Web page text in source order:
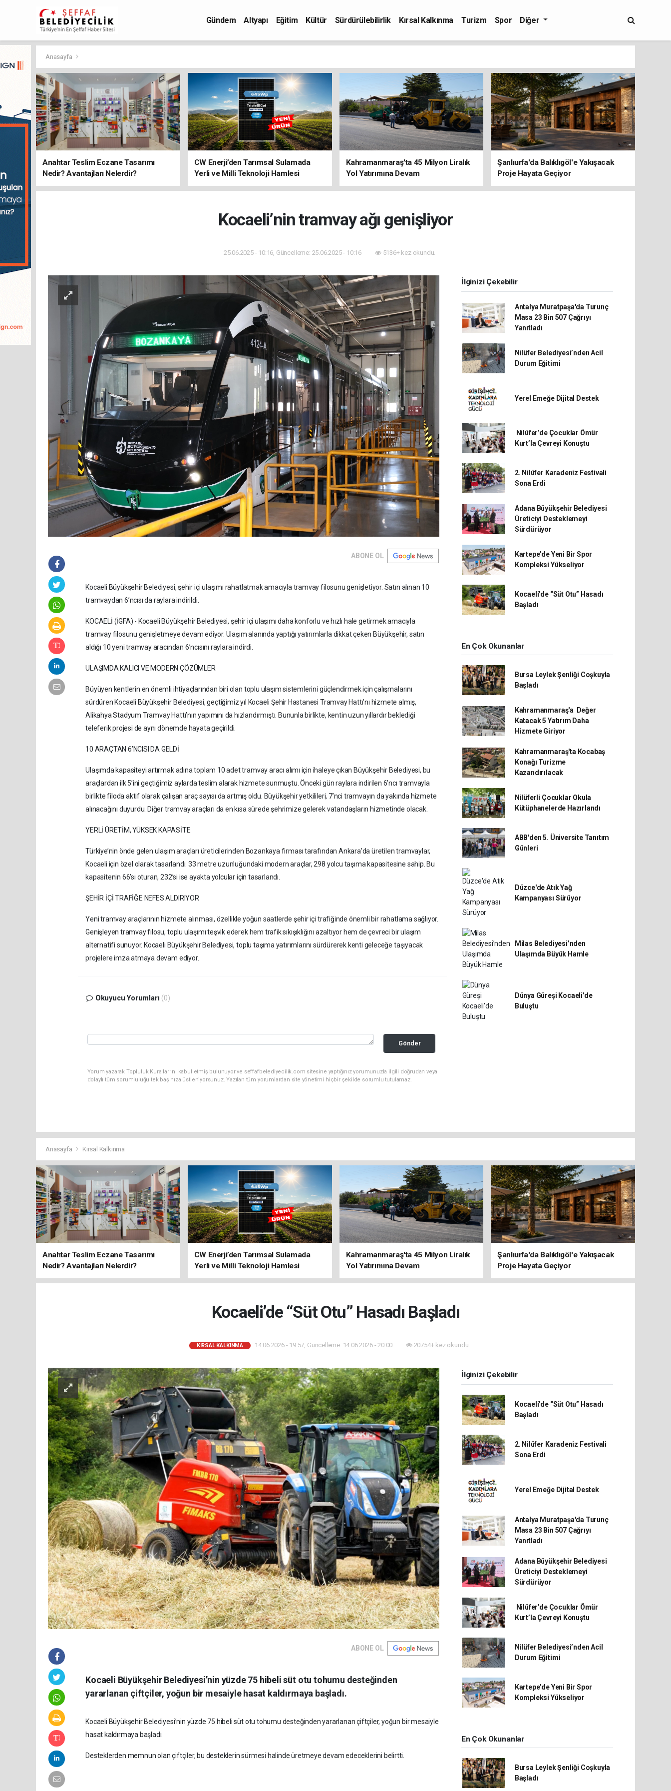
Gündem Altyapı Eğitim Kültür Sürdürülebilirlik Kırsal Kalkınma Turizm Spor Diğer
Anasayfa
Anahtar Teslim Eczane Tasarımı
Nedir? Avantajları Nelerdir?
CW Enerji’den Tarımsal Sulamada
Yerli ve Milli Teknoloji Hamlesi
Kahramanmaraş'ta 45 Milyon Liralık
Yol Yatırımına Devam
Şanlıurfa'da Balıklıgöl'e Yakışacak
Proje Hayata Geçiyor
Kocaeli’nin tramvay ağı genişliyor
25.06.2025 - 10:16, Güncelleme: 25.06.2025 - 10:16 5136+ kez okundu.
ABONE OL
Kocaeli Büyükşehir Belediyesi, şehir içi ulaşımı rahatlatmak amacıyla tramvay filosunu genişletiyor. Satın alınan 10
tramvaydan 6’ncısı da raylara indirildi.
KOCAELİ (İGFA) - Kocaeli Büyükşehir Belediyesi, şehir içi ulaşımı daha konforlu ve hızlı hale getirmek amacıyla
tramvay filosunu genişletmeye devam ediyor. Ulaşım alanında yaptığı yatırımlarla dikkat çeken Büyükşehir, satın
aldığı 10 yeni tramvay aracından 6’ncısını raylara indirdi.
ULAŞIMDA KALICI VE MODERN ÇÖZÜMLER
Büyüyen kentlerin en önemli ihtiyaçlarından biri olan toplu ulaşım sistemlerini güçlendirmek için çalışmalarını
sürdüren Kocaeli Büyükşehir Belediyesi, geçtiğimiz yıl Kocaeli Şehir Hastanesi Tramvay Hattı’nı hizmete almış,
Alikahya Stadyum Tramvay Hattı’nın yapımını da hızlandırmıştı. Bununla birlikte, kentin uzun yıllardır beklediği
teleferik projesi de aynı dönemde hayata geçirildi.
10 ARAÇTAN 6’NCISI DA GELDİ
Ulaşımda kapasiteyi artırmak adına toplam 10 adet tramvay aracı alımı için ihaleye çıkan Büyükşehir Belediyesi, bu
araçlardan ilk 5’ini geçtiğimiz aylarda teslim alarak hizmete sunmuştu. Önceki gün raylara indirilen 6’ncı tramvayla
birlikte filoda aktif olarak çalışan araç sayısı da artmış oldu. Büyükşehir yetkilileri, 7’nci tramvayın da yakında hizmete
alınacağını duyurdu. Diğer tramvay araçları da en kısa sürede şehrimize gelerek vatandaşların hizmetinde olacak.
YERLİ ÜRETİM, YÜKSEK KAPASİTE
Türkiye’nin önde gelen ulaşım araçları üreticilerinden Bozankaya firması tarafından Ankara’da üretilen tramvaylar,
Kocaeli için özel olarak tasarlandı. 33 metre uzunluğundaki modern araçlar, 298 yolcu taşıma kapasitesine sahip. Bu
kapasitenin 66’sı oturan, 232’si ise ayakta yolcular için tasarlandı.
ŞEHİR İÇİ TRAFİĞE NEFES ALDIRIYOR
Yeni tramvay araçlarının hizmete alınması, özellikle yoğun saatlerde şehir içi trafiğinde önemli bir rahatlama sağlıyor.
Genişleyen tramvay filosu, toplu ulaşımı teşvik ederek hem trafik sıkışıklığını azaltıyor hem de çevreci bir ulaşım
alternatifi sunuyor. Kocaeli Büyükşehir Belediyesi, toplu taşıma yatırımlarını sürdürerek kenti geleceğe taşıyacak
projelere imza atmaya devam ediyor.
Okuyucu Yorumları (0)
Gönder
Yorum yazarak Topluluk Kuralları’nı kabul etmiş bulunuyor ve seffafbelediyecilik.com sitesine yaptığınız yorumunuzla ilgili doğrudan veya
dolaylı tüm sorumluluğu tek başınıza üstleniyorsunuz. Yazılan tüm yorumlardan site yönetimi hiçbir şekilde sorumlu tutulamaz.
İlginizi Çekebilir
Antalya Muratpaşa'da Turunç
Masa 23 Bin 507 Çağrıyı
Yanıtladı
Nilüfer Belediyesi’nden Acil
Durum Eğitimi
Yerel Emeğe Dijital Destek
Nilüfer’de Çocuklar Ömür
Kurt’la Çevreyi Konuştu
2. Nilüfer Karadeniz Festivali
Sona Erdi
Adana Büyükşehir Belediyesi
Üreticiyi Desteklemeyi
Sürdürüyor
Kartepe’de Yeni Bir Spor
Kompleksi Yükseliyor
Kocaeli’de “Süt Otu” Hasadı
Başladı
En Çok Okunanlar
Bursa Leylek Şenliği Coşkuyla
Başladı
Kahramanmaraş'a Değer
Katacak 5 Yatırım Daha
Hizmete Giriyor
Kahramanmaraş'ta Kocabaş
Konağı Turizme
Kazandırılacak
Nilüferli Çocuklar Okula
Kütüphanelerde Hazırlandı
ABB'den 5. Üniversite Tanıtım
Günleri
Düzce'de Atık Yağ
Kampanyası Sürüyor
Milas Belediyesi’nden
Ulaşımda Büyük Hamle
Dünya Güreşi Kocaeli’de
Buluştu
Anasayfa Kırsal Kalkınma
Anahtar Teslim Eczane Tasarımı
Nedir? Avantajları Nelerdir?
CW Enerji’den Tarımsal Sulamada
Yerli ve Milli Teknoloji Hamlesi
Kahramanmaraş'ta 45 Milyon Liralık
Yol Yatırımına Devam
Şanlıurfa'da Balıklıgöl'e Yakışacak
Proje Hayata Geçiyor
Kocaeli’de “Süt Otu” Hasadı Başladı
KIRSAL KALKINMA 14.06.2026 - 19:57, Güncelleme: 14.06.2026 - 20:00 20754+ kez okundu.
ABONE OL
Kocaeli Büyükşehir Belediyesi’nin yüzde 75 hibeli süt otu tohumu desteğinden
yararlanan çiftçiler, yoğun bir mesaiyle hasat kaldırmaya başladı.
Kocaeli Büyükşehir Belediyesi’nin yüzde 75 hibeli süt otu tohumu desteğinden yararlanan çiftçiler, yoğun bir mesaiyle
hasat kaldırmaya başladı.
Desteklerden memnun olan çiftçiler, bu desteklerin sürmesi halinde üretmeye devam edeceklerini belirtti.
İlginizi Çekebilir
Kocaeli’de “Süt Otu” Hasadı
Başladı
2. Nilüfer Karadeniz Festivali
Sona Erdi
Yerel Emeğe Dijital Destek
Antalya Muratpaşa'da Turunç
Masa 23 Bin 507 Çağrıyı
Yanıtladı
Adana Büyükşehir Belediyesi
Üreticiyi Desteklemeyi
Sürdürüyor
Nilüfer’de Çocuklar Ömür
Kurt’la Çevreyi Konuştu
Nilüfer Belediyesi’nden Acil
Durum Eğitimi
Kartepe’de Yeni Bir Spor
Kompleksi Yükseliyor
En Çok Okunanlar
Bursa Leylek Şenliği Coşkuyla
Başladı